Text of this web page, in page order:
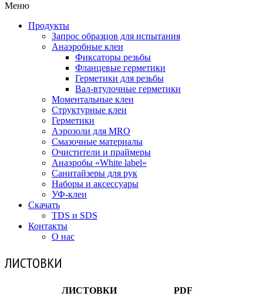
Меню
Продукты
Запрос образцов для испытания
Анаэробные клеи
Фиксаторы резьбы
Фланцевые герметики
Герметики для резьбы
Вал-втулочные герметики
Моментальные клеи
Структурные клеи
Герметики
Аэрозоли для MRO
Смазочные материалы
Очистители и праймеры
Анаэробы «White label»
Санитайзеры для рук
Наборы и аксессуары
УФ-клеи
Скачать
TDS и SDS
Контакты
О нас
ЛИСТОВКИ
ЛИСТОВКИ
PDF